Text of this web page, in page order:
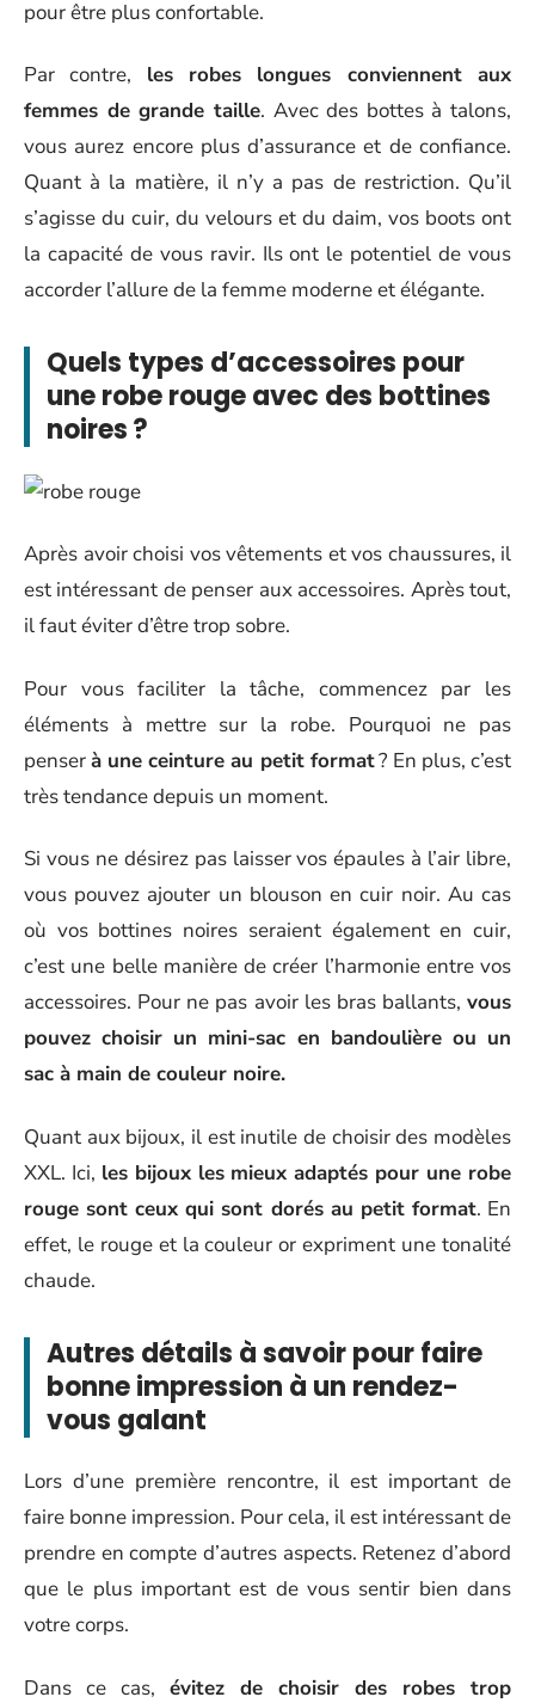
pour être plus confortable.
Par contre, les robes longues conviennent aux
femmes de grande taille. Avec des bottes à talons,
vous aurez encore plus d’assurance et de confiance.
Quant à la matière, il n’y a pas de restriction. Qu’il
s’agisse du cuir, du velours et du daim, vos boots ont
la capacité de vous ravir. Ils ont le potentiel de vous
accorder l’allure de la femme moderne et élégante.
Quels types d’accessoires pour
une robe rouge avec des bottines
noires ?
Après avoir choisi vos vêtements et vos chaussures, il
est intéressant de penser aux accessoires. Après tout,
il faut éviter d’être trop sobre.
Pour vous faciliter la tâche, commencez par les
éléments à mettre sur la robe. Pourquoi ne pas
penserà une ceinture au petit format? En plus, c’est
très tendance depuis un moment.
Si vous ne désirez pas laisser vos épaules à l’air libre,
vous pouvez ajouter un blouson en cuir noir. Au cas
où vos bottines noires seraient également en cuir,
c’est une belle manière de créer l’harmonie entre vos
accessoires. Pour ne pas avoir les bras ballants, vous
pouvez choisir un mini-sac en bandoulière ou un
sac à main de couleur noire.
Quant aux bijoux, il est inutile de choisir des modèles
XXL. Ici, les bijoux les mieux adaptés pour une robe
rouge sont ceux qui sont dorés au petit format. En
effet, le rouge et la couleur or expriment une tonalité
chaude.
Autres détails à savoir pour faire
bonne impression à un rendez-
vous galant
Lors d’une première rencontre, il est important de
faire bonne impression. Pour cela, il est intéressant de
prendre en compte d’autres aspects. Retenez d’abord
que le plus important est de vous sentir bien dans
votre corps.
Dans ce cas, évitez de choisir des robes trop